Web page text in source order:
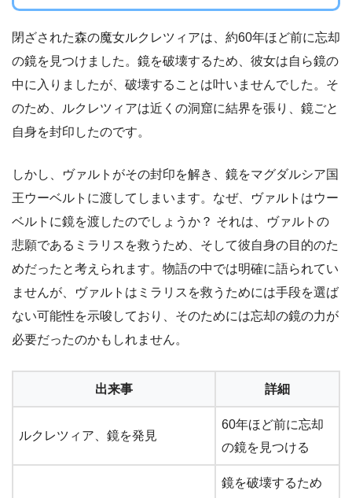
閉ざされた森の魔女ルクレツィアは、約60年ほど前に忘却
の鏡を見つけました。鏡を破壊するため、彼女は自ら鏡の
中に入りましたが、破壊することは叶いませんでした。そ
のため、ルクレツィアは近くの洞窟に結界を張り、鏡ごと
自身を封印したのです。
しかし、ヴァルトがその封印を解き、鏡をマグダルシア国
王ウーベルトに渡してしまいます。なぜ、ヴァルトはウー
ベルトに鏡を渡したのでしょうか？ それは、ヴァルトの
悲願であるミラリスを救うため、そして彼自身の目的のた
めだったと考えられます。物語の中では明確に語られてい
ませんが、ヴァルトはミラリスを救うためには手段を選ば
ない可能性を示唆しており、そのためには忘却の鏡の力が
必要だったのかもしれません。
出来事 詳細
ルクレツィア、鏡を発見
60年ほど前に忘却
の鏡を見つける
鏡を破壊するため